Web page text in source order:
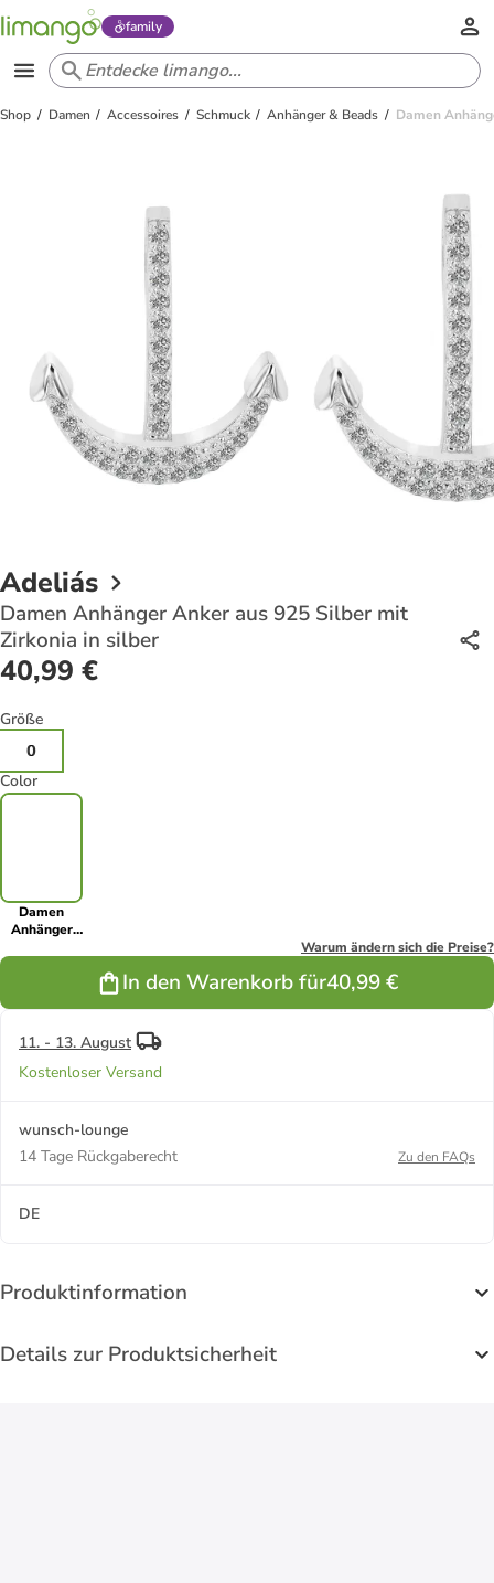
family
Shop Damen Accessoires Schmuck Anhänger & Beads Damen
Adeliás
Damen Anhänger Anker aus 925 Silber mit
Zirkonia in silber
40,99 €
Größe
0
Color
Damen
Anhänger
Warum ändern sich die Preise?
In den Warenkorb für40,99 €
11. - 13. August
Kostenloser Versand
wunsch-lounge
14 Tage Rückgaberecht
Zu den FAQs
DE
Produktinformation
Details zur Produktsicherheit